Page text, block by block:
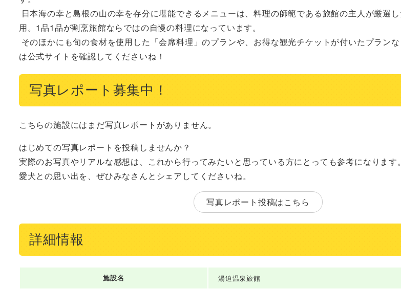
用。1品1品が割烹旅館ならではの自慢の料理になっています。
は公式サイトを確認してくださいね！
写真レポート募集中！
こちらの施設にはまだ写真レポートがありません。
はじめての写真レポートを投稿しませんか？
実際のお写真やリアルな感想は、これから行ってみたいと思っている方にとっても参考になります。
愛犬との思い出を、ぜひみなさんとシェアしてくださいね。
写真レポート投稿はこちら
詳細情報
施設名 湯迫温泉旅館